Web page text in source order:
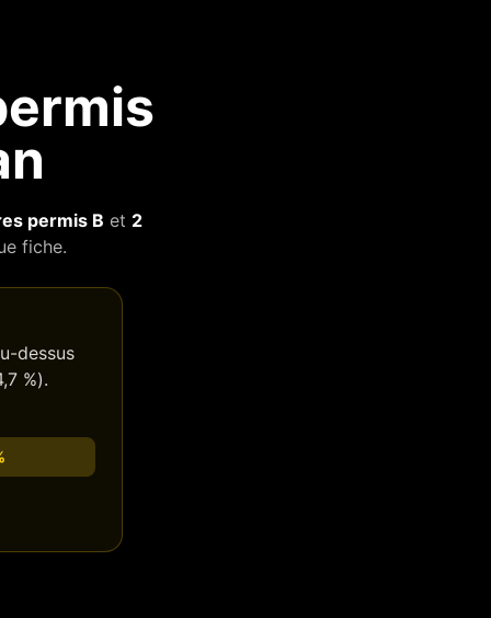
permis B et 2
fiche.
dessus
%).